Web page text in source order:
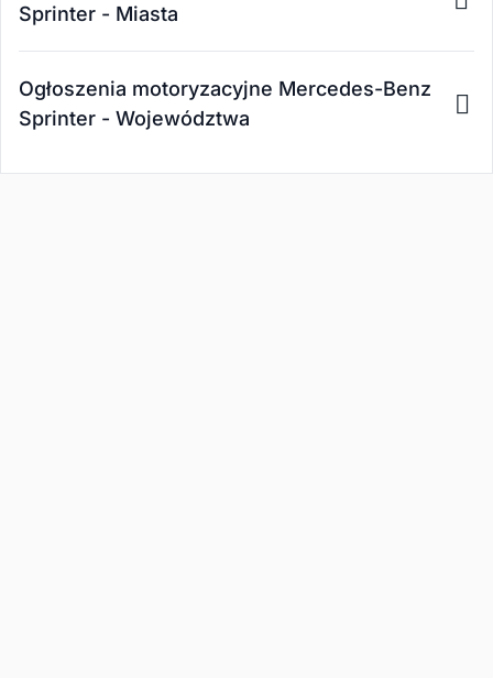
Sprinter - Miasta
Ogłoszenia motoryzacyjne Mercedes-Benz
Sprinter - Województwa